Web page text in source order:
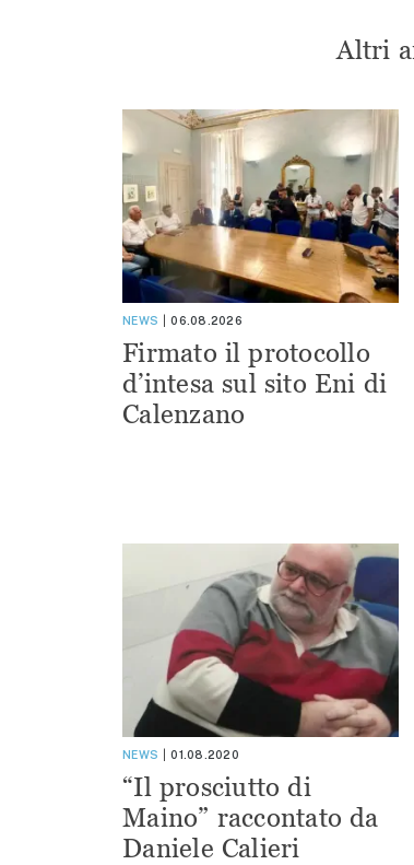
Altri
NEWS 06.08.2026
Firmato il protocollo
d’intesa sul sito Eni di
Calenzano
NEWS 01.08.2020
“Il prosciutto di
Maino” raccontato da
Daniele Calieri